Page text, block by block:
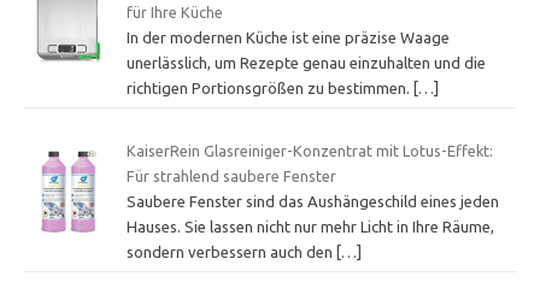
für Ihre Küche
In der modernen Küche ist eine präzise Waage
unerlässlich, um Rezepte genau einzuhalten und die
richtigen Portionsgrößen zu bestimmen.
[…]
KaiserRein Glasreiniger-Konzentrat mit Lotus-Effekt:
Für strahlend saubere Fenster
Saubere Fenster sind das Aushängeschild eines jeden
Hauses. Sie lassen nicht nur mehr Licht in Ihre Räume,
sondern verbessern auch den […]